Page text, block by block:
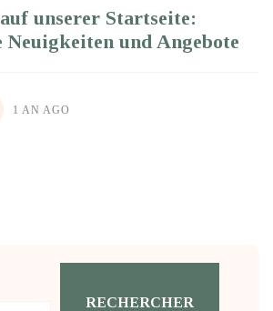
unserer Startseite:
Neuigkeiten und Angebote
1 AN AGO
RECHERCHER